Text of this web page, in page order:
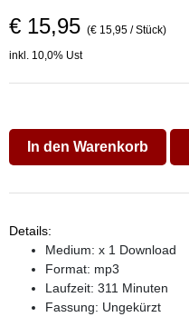
€ 15,95 (€ 15,95 / Stück)
inkl. 10,0% Ust
In den Warenkorb
Details:
Medium: x 1 Download
Format: mp3
Laufzeit: 311 Minuten
Fassung: Ungekürzt